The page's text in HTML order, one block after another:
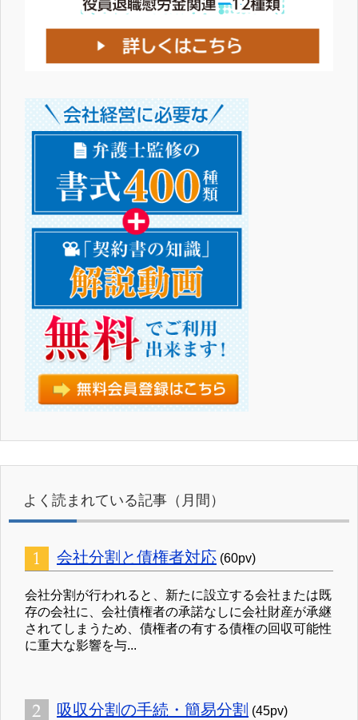
よく読まれている記事（月間）
会社分割と債権者対応 (60pv)
会社分割が行われると、新たに設立する会社または既
存の会社に、会社債権者の承諾なしに会社財産が承継
されてしまうため、債権者の有する債権の回収可能性
に重大な影響を与...
吸収分割の手続・簡易分割 (45pv)